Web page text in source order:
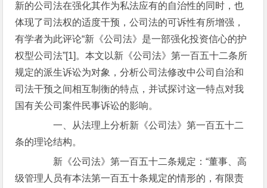
新的公司法在强化其作为私法应有的自治性的同时，也
体现了司法权的适度干预，公司法的可诉性有所增强，
有学者为此评论“新《公司法》是一部强化投资信心的护
权型公司法”[1]。本文以新《公司法》第一百五十二条所
规定的派生诉讼为对象，分析公司法修改中公司自治和
司法干预之间相互制衡的特点，并试探讨这一特点对我
国有关公司案件民事诉讼的影响。
一、从法理上分析新《公司法》第一百五十二
条的理论结构。
新《公司法》第一百五十二条规定：“董事、高
级管理人员有本法第一百五十条规定的情形的，有限责